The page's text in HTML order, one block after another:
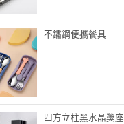
不鏽鋼便攜餐具
四方立柱黑水晶獎座